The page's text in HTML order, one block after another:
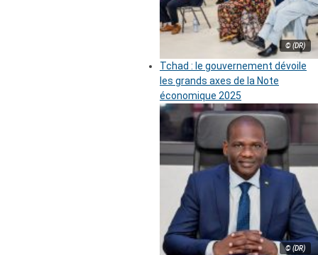
© (DR)
Tchad : le gouvernement dévoile
les grands axes de la Note
économique 2025
© (DR)